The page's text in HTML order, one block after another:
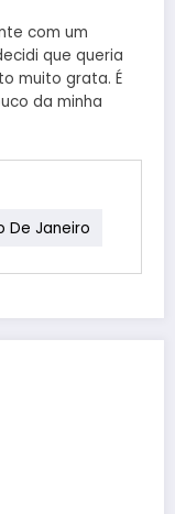
com um
que queria
muito grata. É
da minha
De Janeiro